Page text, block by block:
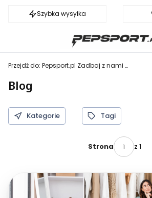
Szybka wysyłka Darmowa
Przejdź do: Pepsport.pl Zadbaj z nami o zdrowie i kondycję!
Blog
Kategorie Tagi
Strona z 1